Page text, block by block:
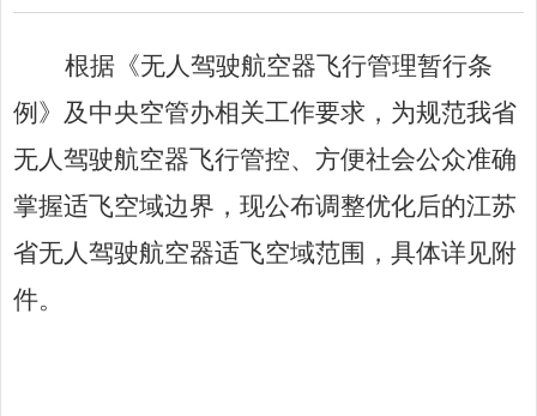
根据《无人驾驶航空器飞行管理暂行条
例》及中央空管办相关工作要求，为规范我省
无人驾驶航空器飞行管控、方便社会公众准确
掌握适飞空域边界，现公布调整优化后的江苏
省无人驾驶航空器适飞空域范围，具体详见附
件。